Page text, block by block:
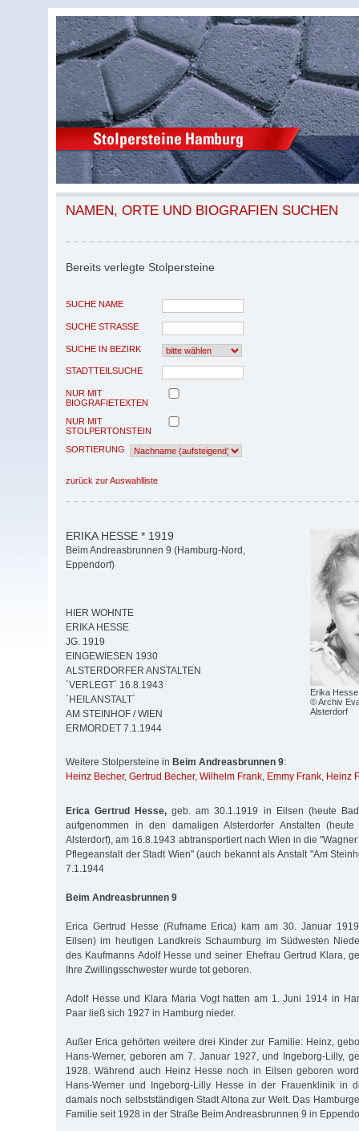
NAMEN, ORTE UND BIOGRAFIEN SUCHEN
Bereits verlegte Stolpersteine
SUCHE NAME
SUCHE STRASSE
SUCHE IN BEZIRK
STADTTEILSUCHE
NUR MIT
BIOGRAFIETEXTEN
NUR MIT
STOLPERTONSTEIN
SORTIERUNG
zurück zur Auswahlliste
Erika Hesse
© Archiv
Alsterdorf
ERIKA HESSE * 1919
Beim Andreasbrunnen 9 (Hamburg-Nord,
Eppendorf)
HIER WOHNTE
ERIKA HESSE
JG. 1919
EINGEWIESEN 1930
ALSTERDORFER ANSTALTEN
´VERLEGT` 16.8.1943
´HEILANSTALT`
AM STEINHOF / WIEN
ERMORDET 7.1.1944
Weitere Stolpersteine in Beim Andreasbrunnen 9:
Heinz Becher, Gertrud Becher, Wilhelm Frank, Emmy Frank, Heinz
Erica Gertrud Hesse, geb. am 30.1.1919 in Eilsen (heute
aufgenommen in den damaligen Alsterdorfer Anstalten (heute
Alsterdorf), am 16.8.1943 abtransportiert nach Wien in die
Pflegeanstalt der Stadt Wien" (auch bekannt als Anstalt "Am
7.1.1944
Beim Andreasbrunnen 9
Erica Gertrud Hesse (Rufname Erica) kam am 30. Januar
Eilsen) im heutigen Landkreis Schaumburg im Südwesten
des Kaufmanns Adolf Hesse und seiner Ehefrau Gertrud Klara,
Ihre Zwillingsschwester wurde tot geboren.
Adolf Hesse und Klara Maria Vogt hatten am 1. Juni 1914 in
Paar ließ sich 1927 in Hamburg nieder.
Außer Erica gehörten weitere drei Kinder zur Familie: Heinz,
Hans-Werner, geboren am 7. Januar 1927, und Ingeborg-Lilly,
1928. Während auch Heinz Hesse noch in Eilsen geboren
Hans-Werner und Ingeborg-Lilly Hesse in der Frauenklinik in
damals noch selbstständigen Stadt Altona zur Welt. Das
Familie seit 1928 in der Straße Beim Andreasbrunnen 9 in